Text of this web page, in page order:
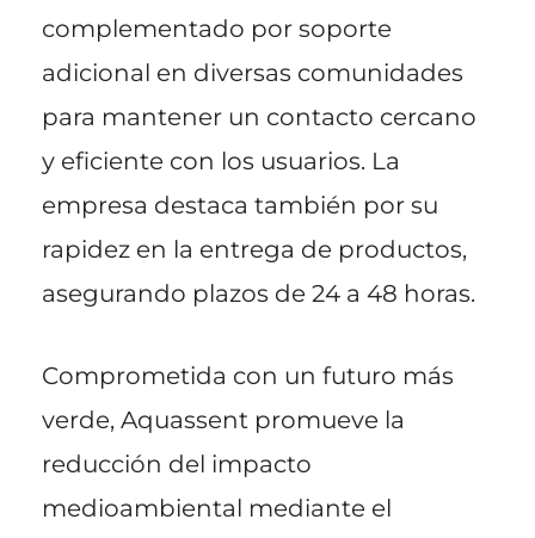
complementado por soporte
adicional en diversas comunidades
para mantener un contacto cercano
y eficiente con los usuarios. La
empresa destaca también por su
rapidez en la entrega de productos,
asegurando plazos de 24 a 48 horas.
Comprometida con un futuro más
verde, Aquassent promueve la
reducción del impacto
medioambiental mediante el